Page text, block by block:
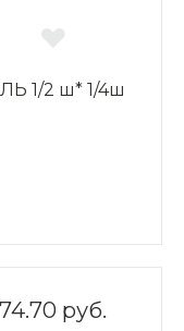
1/2 ш* 1/4ш
74.70 руб.